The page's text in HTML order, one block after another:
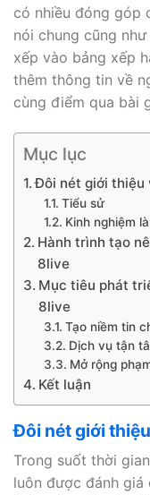
có nhiều đóng góp
nói chung cũng như
xếp vào bảng xếp
thêm thông tin về
cùng điểm qua bài
Mục lục
Đôi nét giới thiệu
Tiểu sử
Kinh nghiệm
Hành trình tạo
8live
Mục tiêu phát
8live
Tạo niềm tin
Dịch vụ tận
Mở rộng
Kết luận
Đôi nét giới
Trong suốt thời
luôn được đánh giá